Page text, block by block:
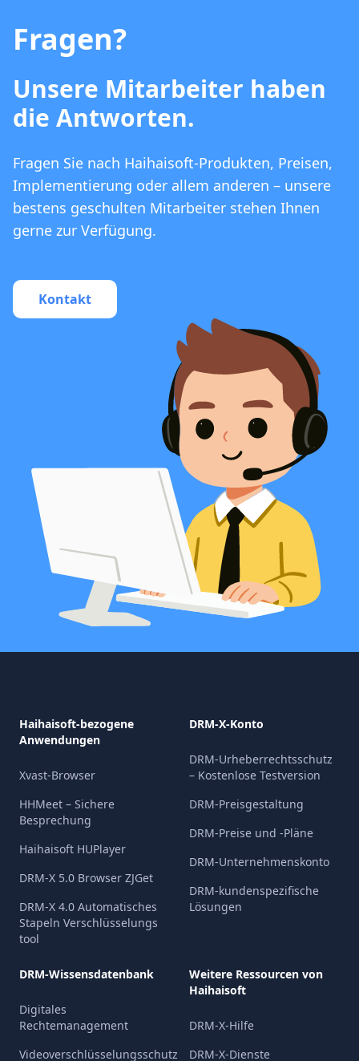
Fragen?
Unsere Mitarbeiter haben
die Antworten.
Fragen Sie nach Haihaisoft-Produkten, Preisen,
Implementierung oder allem anderen – unsere
bestens geschulten Mitarbeiter stehen Ihnen
gerne zur Verfügung.
Kontakt
Haihaisoft-bezogene
Anwendungen
Xvast-Browser
HHMeet – Sichere
Besprechung
Haihaisoft HUPlayer
DRM-X 5.0 Browser ZJGet
DRM-X 4.0 Automatisches
Stapeln Verschlüsselungs
tool
DRM-X-Konto
DRM-Urheberrechtsschutz
– Kostenlose Testversion
DRM-Preisgestaltung
DRM-Preise und -Pläne
DRM-Unternehmenskonto
DRM-kundenspezifische
Lösungen
DRM-Wissensdatenbank
Digitales
Rechtemanagement
Videoverschlüsselungsschutz
Weitere Ressourcen von
Haihaisoft
DRM-X-Hilfe
DRM-X-Dienste